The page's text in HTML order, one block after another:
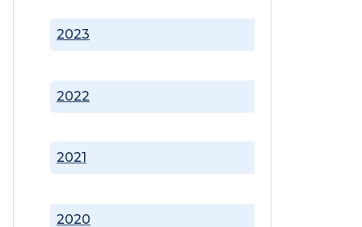
2020
2021
2022
2023